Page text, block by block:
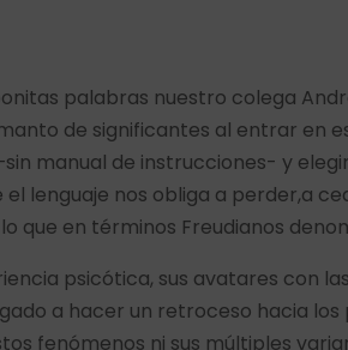
palabras nuestro colega
de significantes al entrar en
manual de instrucciones- y
lenguaje nos obliga a perder,a
que en términos Freudianos
psicótica, sus avatares con
a hacer un retroceso hacia los
fenómenos ni sus múltiples